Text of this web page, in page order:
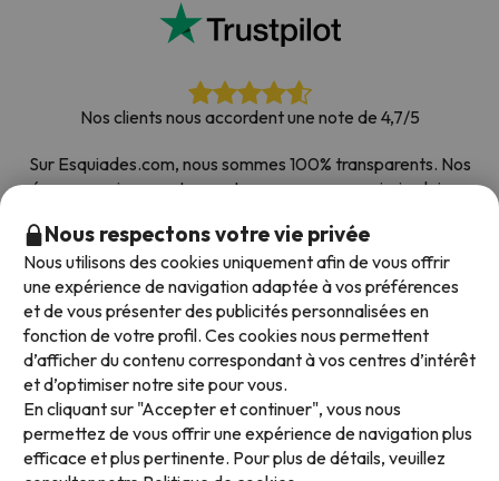
Nos clients nous accordent une note de 4,7/5
Sur Esquiades.com, nous sommes 100% transparents. Nos
réseaux sociaux sont ouverts pour que vous puissiez laisser
sur le web proviennent de vrais clients.
Comptez sur nous|Plus de 700 000 personnes ont
réservé leur séjour au ski avec Esquiades.com
Modes de paiement disponibles
Nous respectons votre vie privée
Nous utilisons des cookies uniquement afin de vous offrir
une expérience de navigation adaptée à vos préférences
et de vous présenter des publicités personnalisées en
fonction de votre profil. Ces cookies nous permettent
d’afficher du contenu correspondant à vos centres d’intérêt
et d’optimiser notre site pour vous.
En cliquant sur "Accepter et continuer", vous nous
permettez de vous offrir une expérience de navigation plus
efficace et plus pertinente. Pour plus de détails, veuillez